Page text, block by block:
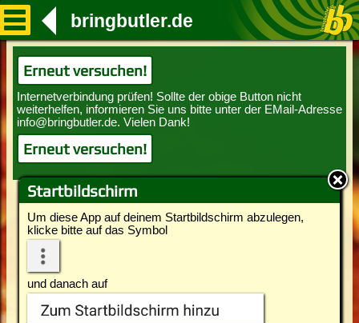
Startbildschirm
Um diese App auf deinem Startbildschirm abzulegen,
klicke bitte auf das Symbol
und danach auf
bringbutler.de
Erneut versuchen!
Erneut versuchen!